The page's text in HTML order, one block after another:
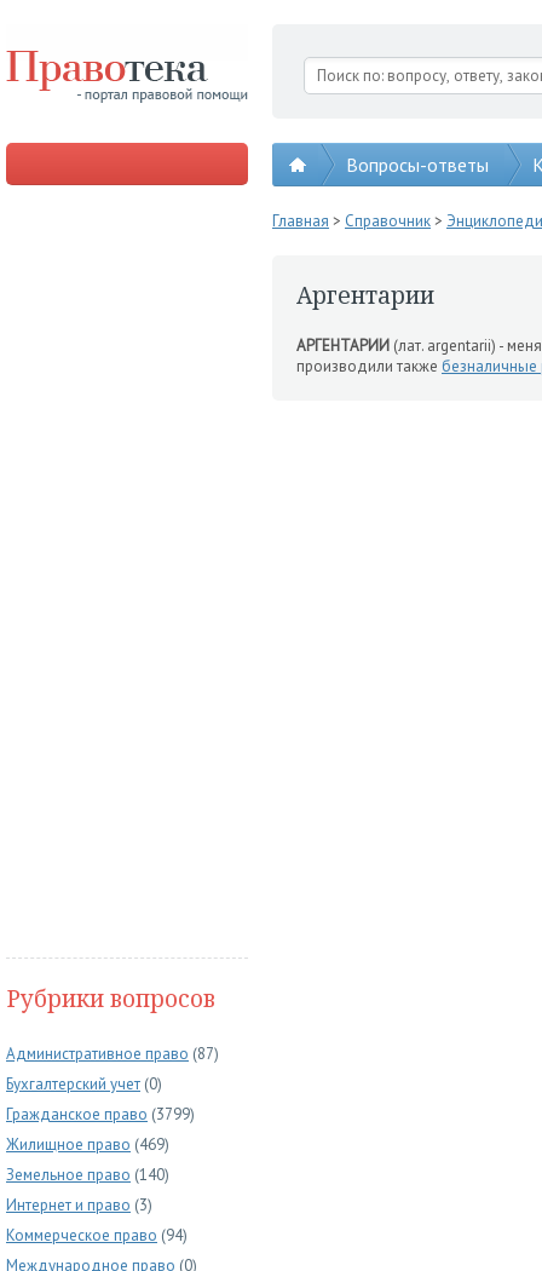
Вопросы-ответы
Рубрики вопросов
Административное право (87)
Бухгалтерский учет (0)
Гражданское право (3799)
Жилищное право (469)
Земельное право (140)
Интернет и право (3)
Коммерческое право (94)
Международное право (0)
Главная > Справочник>
Аргентарии
АРГЕНТАРИИ (лат. argentarii) -
производили также безналичные